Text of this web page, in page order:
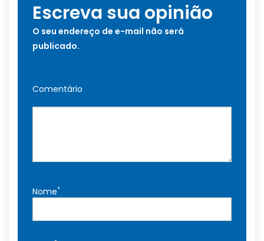
Escreva sua opinião
O seu endereço de e-mail não será
publicado.
Comentário
Nome*